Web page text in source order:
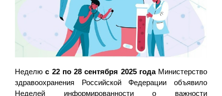
Неделюс 22 по 28 сентября 2025 года Министерство
здравоохранения Российской Федерации объявило
Неделей информированности о важности